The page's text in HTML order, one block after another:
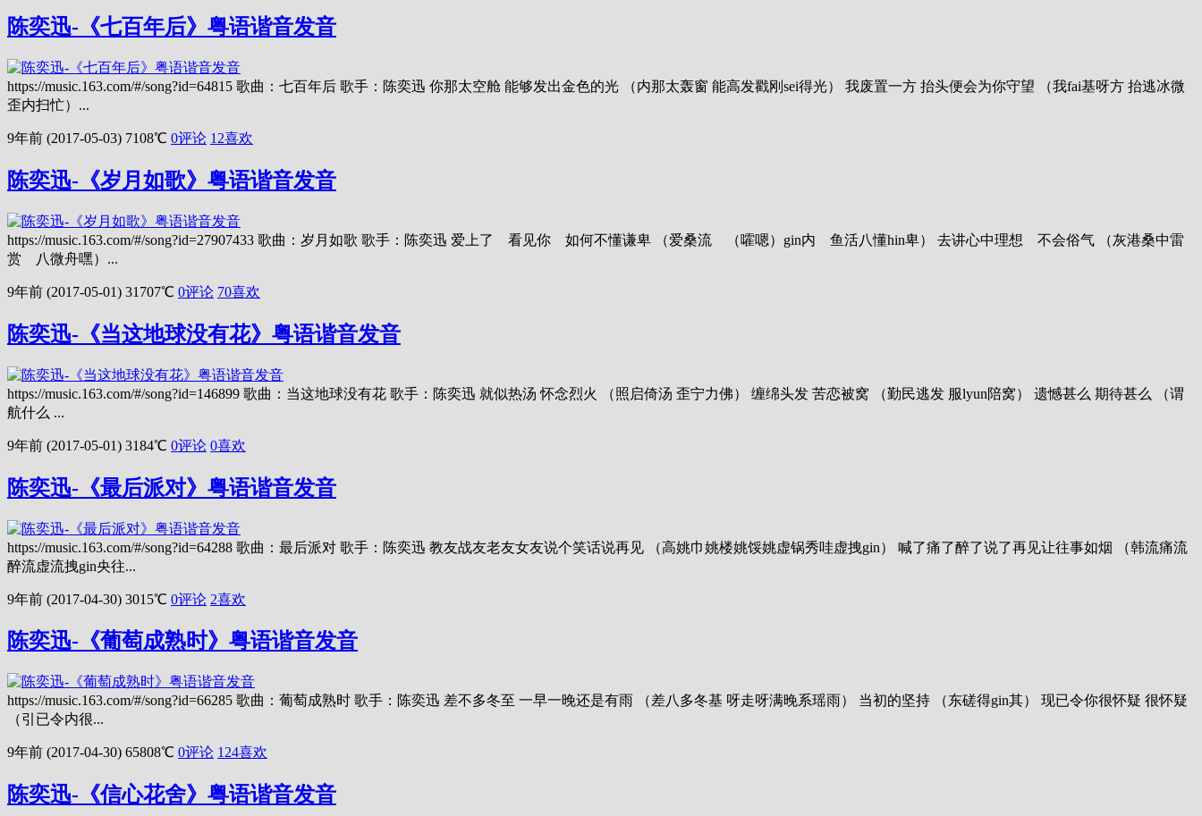
陈奕迅-《七百年后》粤语谐音发音
https://music.163.com/#/song?id=64815 歌曲：七百年后 歌手：陈奕迅 你那太空舱 能够发出金色的光 （内那太轰窗 能高发戳刚sei得光） 我废置一方 抬头便会为你守望 （我fai基呀方 抬逃冰微
歪内扫忙）...
9年前 (2017-05-03) 7108℃ 0评论 12喜欢
陈奕迅-《岁月如歌》粤语谐音发音
https://music.163.com/#/song?id=27907433 歌曲：岁月如歌 歌手：陈奕迅 爱上了 看见你 如何不懂谦卑 （爱桑流 （嚯嗯）gin内 鱼活八懂hin卑） 去讲心中理想 不会俗气 （灰港桑中雷
赏 八微舟嘿）...
9年前 (2017-05-01) 31707℃ 0评论 70喜欢
陈奕迅-《当这地球没有花》粤语谐音发音
https://music.163.com/#/song?id=146899 歌曲：当这地球没有花 歌手：陈奕迅 就似热汤 怀念烈火 （照启倚汤 歪宁力佛） 缠绵头发 苦恋被窝 （勤民逃发 服lyun陪窝） 遗憾甚么 期待甚么 （谓
航什么 ...
9年前 (2017-05-01) 3184℃ 0评论 0喜欢
陈奕迅-《最后派对》粤语谐音发音
https://music.163.com/#/song?id=64288 歌曲：最后派对 歌手：陈奕迅 教友战友老友女友说个笑话说再见 （高姚巾姚楼姚馁姚虚锅秀哇虚拽gin） 喊了痛了醉了说了再见让往事如烟 （韩流痛流
醉流虚流拽gin央往...
9年前 (2017-04-30) 3015℃ 0评论 2喜欢
陈奕迅-《葡萄成熟时》粤语谐音发音
https://music.163.com/#/song?id=66285 歌曲：葡萄成熟时 歌手：陈奕迅 差不多冬至 一早一晚还是有雨 （差八多冬基 呀走呀满晚系瑶雨） 当初的坚持 （东磋得gin其） 现已令你很怀疑 很怀疑
（引已令内很...
9年前 (2017-04-30) 65808℃ 0评论 124喜欢
陈奕迅-《信心花舍》粤语谐音发音